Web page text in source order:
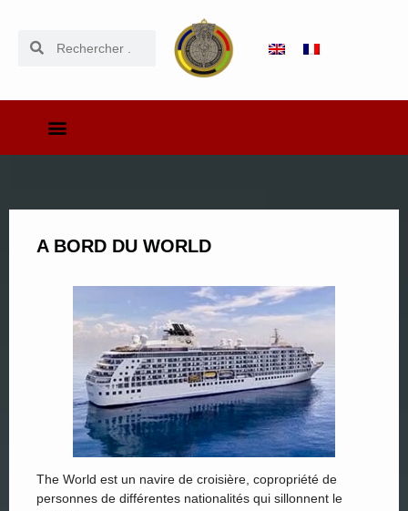
A BORD DU WORLD
The World est un navire de croisière, copropriété de
personnes de différentes nationalités qui sillonnent le